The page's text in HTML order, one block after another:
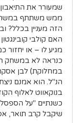
שמעורר את
ממש משתתף
הזה מעניין בכלל?
האם קולבי
מגיע לו – או יחזור
כנראה לא במשחק
במחלוקת) לבן
הנ"ל. הוא אמנם
בנוקאווט לאלוף
כשנתיים "על
שיקבל קרב תואר,